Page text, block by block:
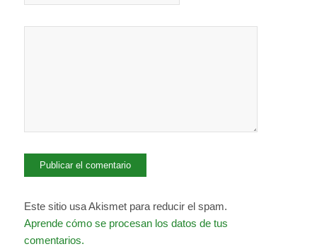
Este sitio usa Akismet para reducir el spam.
Aprende cómo se procesan los datos de tus
comentarios.